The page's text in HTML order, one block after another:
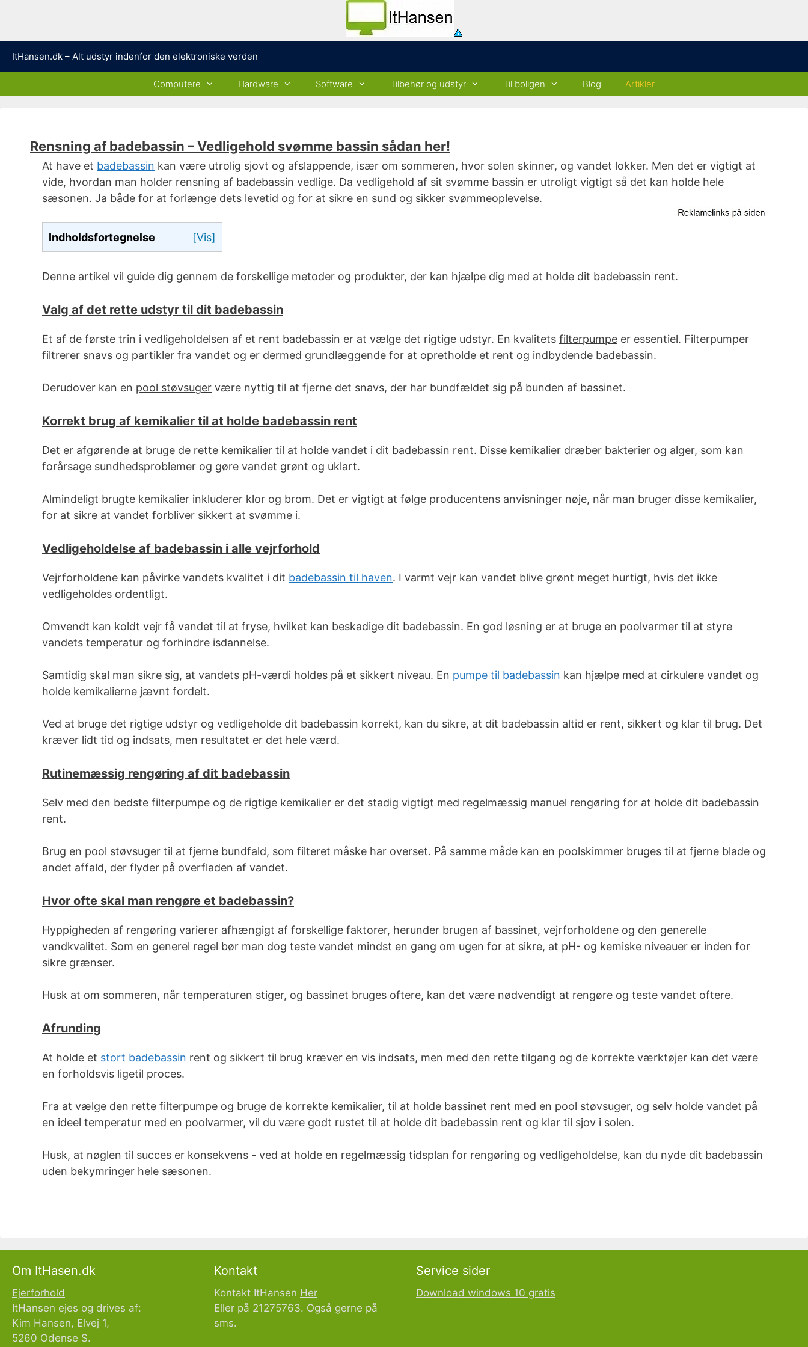
ItHansen.dk – Alt udstyr indenfor den elektroniske verden
Computere Hardware Software Tilbehør og udstyr Til boligen Blog Artikler
Rensning af badebassin – Vedligehold svømme bassin sådan her!
At have et badebassin kan være utrolig sjovt og afslappende, især om sommeren, hvor solen skinner, og vandet lokker. Men det er vigtigt at
vide, hvordan man holder rensning af badebassin vedlige. Da vedligehold af sit svømme bassin er utroligt vigtigt så det kan holde hele
sæsonen. Ja både for at forlænge dets levetid og for at sikre en sund og sikker svømmeoplevelse.
Indholdsfortegnelse [Vis]
Denne artikel vil guide dig gennem de forskellige metoder og produkter, der kan hjælpe dig med at holde dit badebassin rent.
Valg af det rette udstyr til dit badebassin
Et af de første trin i vedligeholdelsen af et rent badebassin er at vælge det rigtige udstyr. En kvalitets filterpumpe er essentiel. Filterpumper
filtrerer snavs og partikler fra vandet og er dermed grundlæggende for at opretholde et rent og indbydende badebassin.
Derudover kan en pool støvsuger være nyttig til at fjerne det snavs, der har bundfældet sig på bunden af bassinet.
Korrekt brug af kemikalier til at holde badebassin rent
Det er afgørende at bruge de rette kemikalier til at holde vandet i dit badebassin rent. Disse kemikalier dræber bakterier og alger, som kan
forårsage sundhedsproblemer og gøre vandet grønt og uklart.
Almindeligt brugte kemikalier inkluderer klor og brom. Det er vigtigt at følge producentens anvisninger nøje, når man bruger disse kemikalier,
for at sikre at vandet forbliver sikkert at svømme i.
Vedligeholdelse af badebassin i alle vejrforhold
Vejrforholdene kan påvirke vandets kvalitet i dit badebassin til haven. I varmt vejr kan vandet blive grønt meget hurtigt, hvis det ikke
vedligeholdes ordentligt.
Omvendt kan koldt vejr få vandet til at fryse, hvilket kan beskadige dit badebassin. En god løsning er at bruge en poolvarmer til at styre
vandets temperatur og forhindre isdannelse.
Samtidig skal man sikre sig, at vandets pH-værdi holdes på et sikkert niveau. En pumpe til badebassin kan hjælpe med at cirkulere vandet og
holde kemikalierne jævnt fordelt.
Ved at bruge det rigtige udstyr og vedligeholde dit badebassin korrekt, kan du sikre, at dit badebassin altid er rent, sikkert og klar til brug. Det
kræver lidt tid og indsats, men resultatet er det hele værd.
Rutinemæssig rengøring af dit badebassin
Selv med den bedste filterpumpe og de rigtige kemikalier er det stadig vigtigt med regelmæssig manuel rengøring for at holde dit badebassin
rent.
Brug en pool støvsuger til at fjerne bundfald, som filteret måske har overset. På samme måde kan en poolskimmer bruges til at fjerne blade og
andet affald, der flyder på overfladen af vandet.
Hvor ofte skal man rengøre et badebassin?
Hyppigheden af rengøring varierer afhængigt af forskellige faktorer, herunder brugen af bassinet, vejrforholdene og den generelle
vandkvalitet. Som en generel regel bør man dog teste vandet mindst en gang om ugen for at sikre, at pH- og kemiske niveauer er inden for
sikre grænser.
Husk at om sommeren, når temperaturen stiger, og bassinet bruges oftere, kan det være nødvendigt at rengøre og teste vandet oftere.
Afrunding
At holde et stort badebassin rent og sikkert til brug kræver en vis indsats, men med den rette tilgang og de korrekte værktøjer kan det være
en forholdsvis ligetil proces.
Fra at vælge den rette filterpumpe og bruge de korrekte kemikalier, til at holde bassinet rent med en pool støvsuger, og selv holde vandet på
en ideel temperatur med en poolvarmer, vil du være godt rustet til at holde dit badebassin rent og klar til sjov i solen.
Husk, at nøglen til succes er konsekvens - ved at holde en regelmæssig tidsplan for rengøring og vedligeholdelse, kan du nyde dit badebassin
uden bekymringer hele sæsonen.
Om ItHasen.dk
Ejerforhold
ItHansen ejes og drives af:
Kim Hansen, Elvej 1,
5260 Odense S.
Kontakt
Kontakt ItHansen Her
Eller på 21275763. Også gerne på
sms.
Service sider
Download windows 10 gratis